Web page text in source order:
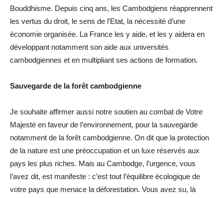
Bouddhisme. Depuis cinq ans, les Cambodgiens réapprennent
les vertus du droit, le sens de l’Etat, la nécessité d’une
économie organisée. La France les y aide, et les y aidera en
développant notamment son aide aux universités
cambodgiennes et en multipliant ses actions de formation.
Sauvegarde de la forêt cambodgienne
Je souhaite affirmer aussi notre soutien au combat de Votre
Majesté en faveur de l’environnement, pour la sauvegarde
notamment de la forêt cambodgienne. On dit que la protection
de la nature est une préoccupation et un luxe réservés aux
pays les plus riches. Mais au Cambodge, l’urgence, vous
l’avez dit, est manifeste : c’est tout l’équilibre écologique de
votre pays que menace la déforestation. Vous avez su, là